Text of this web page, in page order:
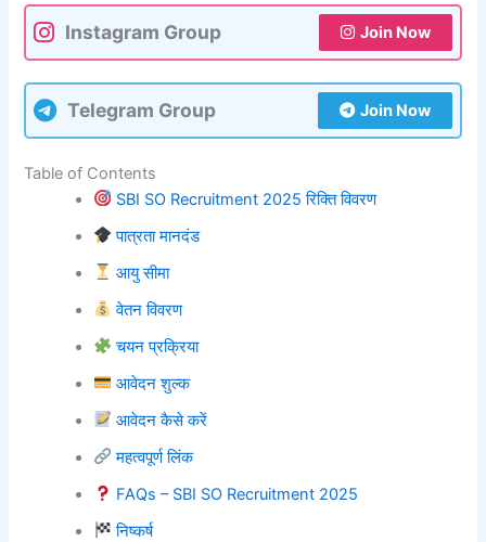
Instagram Group Join Now
Telegram Group Join Now
Table of Contents
SBI SO Recruitment 2025 रिक्ति विवरण
पात्रता मानदंड
आयु सीमा
वेतन विवरण
चयन प्रक्रिया
आवेदन शुल्क
आवेदन कैसे करें
महत्वपूर्ण लिंक
FAQs – SBI SO Recruitment 2025
निष्कर्ष